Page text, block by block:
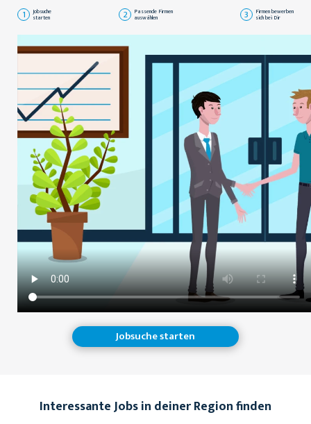
1 Jobsuche
starten 2 Passende Firmen
auswählen 3 Firmen bewerben
sich bei Dir
Jobsuche starten
Interessante Jobs in deiner Region finden